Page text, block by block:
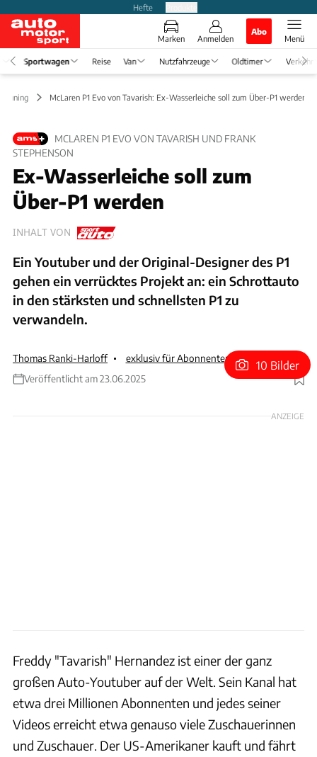
Hefte
Marken Anmelden
Abo
Menü
Sportwagen Reise Van Nutzfahrzeuge Oldtimer Verkehr
Tuning McLaren P1 Evo von Tavarish: Ex-Wasserleiche soll zum Über-P1 werden
MCLAREN P1 EVO VON TAVARISH UND FRANK
STEPHENSON
Ex-Wasserleiche soll zum
Über-P1 werden
INHALT VON
Ein Youtuber und der Original-Designer des P1
gehen ein verrücktes Projekt an: ein Schrottauto
in den stärksten und schnellsten P1 zu
verwandeln.
Thomas Ranki-Harloff
exklusiv für Abonnenten
Veröffentlicht am 23.06.2025
Foto: therealtavarish via Instagram
10 Bilder
ANZEIGE
Freddy "Tavarish" Hernandez ist einer der ganz
großen Auto-Youtuber auf der Welt. Sein Kanal hat
etwa drei Millionen Abonnenten und jedes seiner
Videos erreicht etwa genauso viele Zuschauerinnen
und Zuschauer. Der US-Amerikaner kauft und fährt